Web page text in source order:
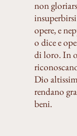
non
opere, e
o dice e
di loro. In
Dio
rendano
beni.